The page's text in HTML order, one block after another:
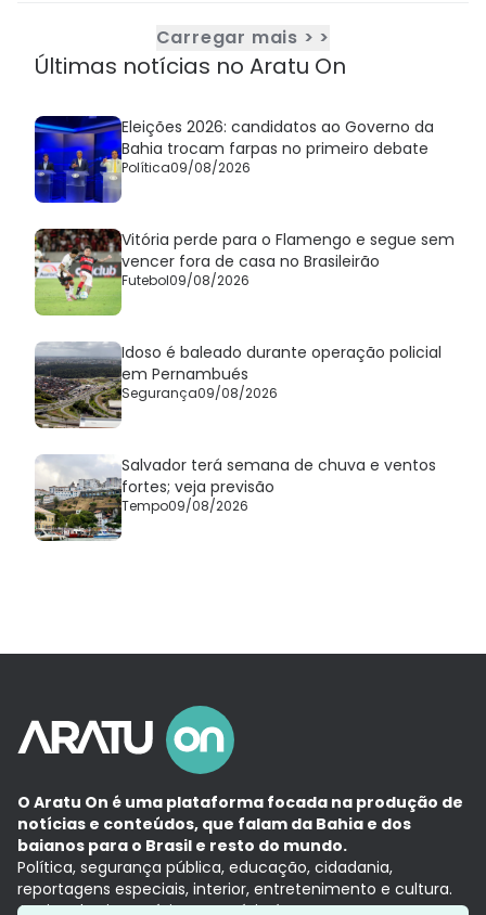
Carregar mais > >
Últimas notícias no Aratu On
Eleições 2026: candidatos ao Governo da
Bahia trocam farpas no primeiro debate
Política09/08/2026
Vitória perde para o Flamengo e segue sem
vencer fora de casa no Brasileirão
Futebol09/08/2026
Idoso é baleado durante operação policial
em Pernambués
Segurança09/08/2026
Salvador terá semana de chuva e ventos
fortes; veja previsão
Tempo09/08/2026
O Aratu On é uma plataforma focada na produção de
notícias e conteúdos, que falam da Bahia e dos
baianos para o Brasil e resto do mundo.
Política, segurança pública, educação, cidadania,
reportagens especiais, interior, entretenimento e cultura.
Aqui, tudo vira notícia e a notícia é no tempo presente,